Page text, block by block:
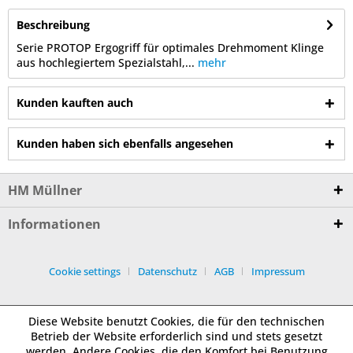
Beschreibung
Serie PROTOP Ergogriff für optimales Drehmoment Klinge
aus hochlegiertem Spezialstahl,... mehr
Kunden kauften auch
Kunden haben sich ebenfalls angesehen
HM Müllner
Informationen
Cookie settings Datenschutz AGB Impressum
Diese Website benutzt Cookies, die für den technischen
Betrieb der Website erforderlich sind und stets gesetzt